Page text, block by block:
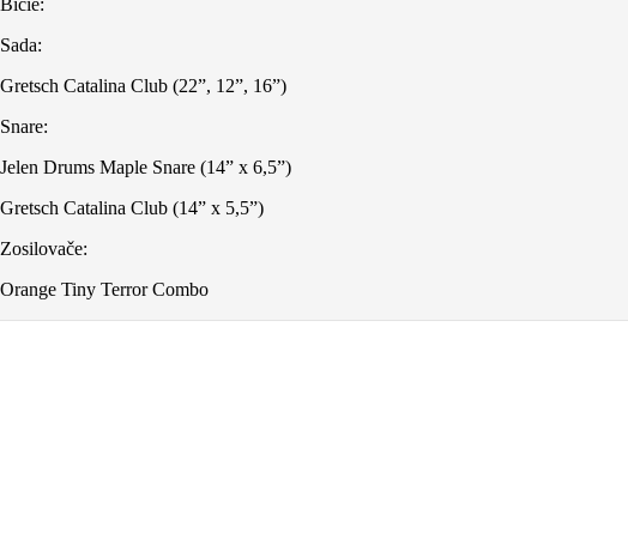
Bicie:
Sada:
Gretsch Catalina Club (22”, 12”, 16”)
Snare:
Jelen Drums Maple Snare (14” x 6,5”)
Gretsch Catalina Club (14” x 5,5”)
Zosilovače:
Orange Tiny Terror Combo